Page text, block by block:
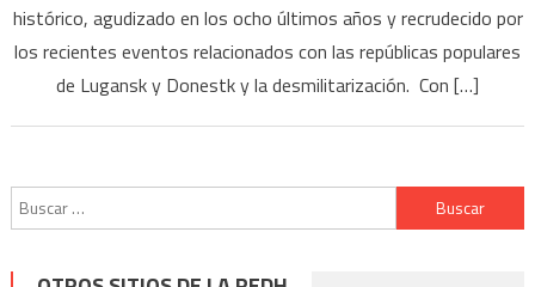
histórico, agudizado en los ocho últimos años y recrudecido por
los recientes eventos relacionados con las repúblicas populares
de Lugansk y Donestk y la desmilitarización. Con […]
Buscar: